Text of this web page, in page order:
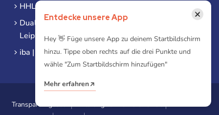
HHL Leipzig
Duale Hochschule Sachsen (DHSN) am Standort
Leipzig
iba | Campus Leipzig
Transparenzgesetz
Entdecke unsere App ×
Hey 👋 Füge unsere App zu deinem Startbildschirm
hinzu. Tippe oben rechts auf die drei Punkte und
wähle "Zum Startbildschirm hinzufügen"
Mehr erfahren